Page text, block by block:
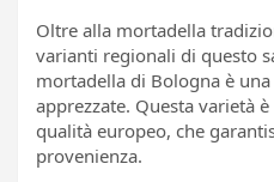
Oltre alla mortadella
varianti regionali di questo
mortadella di Bologna è
apprezzate. Questa varietà
qualità europeo, che
provenienza.